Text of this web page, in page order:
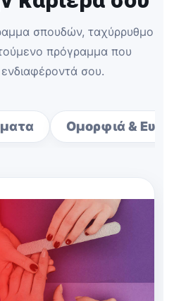
σπουδών, ταχύρρυθμο
πρόγραμμα που
ενδιαφέροντά σου.
Ομορφιά &